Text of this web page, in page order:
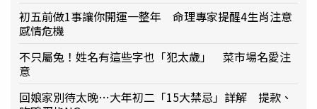
初五前做1事讓你開運一整年 命理專家提醒4生肖注意
感情危機
不只屬兔！姓名有這些字也「犯太歲」 菜市場名愛注
意
回娘家別待太晚…大年初二「15大禁忌」詳解 提款、